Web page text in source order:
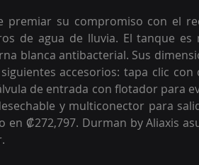
premiar su compromiso con el
de agua de lluvia. El tanque
blanca antibacterial. Sus
accesorios: tapa clic
de entrada con flotador para
y multiconector para
en ₡272,797. Durman by Aliaxis